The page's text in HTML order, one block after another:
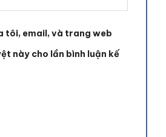
tôi, email, và trang web
này cho lần bình luận kế